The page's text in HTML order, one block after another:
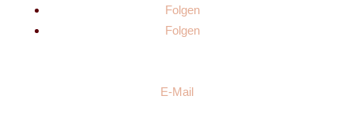
Folgen
Folgen
E-Mail